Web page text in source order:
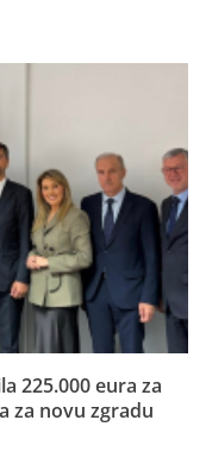
225.000 eura za
za novu zgradu